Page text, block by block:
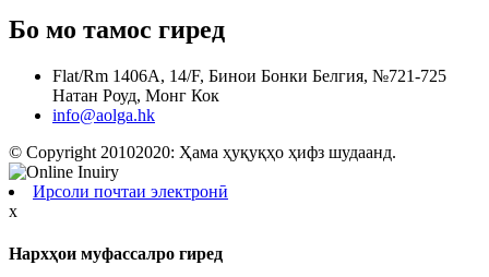
Бо мо тамос гиред
Flat/Rm 1406A, 14/F, Бинои Бонки Белгия, №721-725
Натан Роуд, Монг Кок
info@aolga.hk
© Copyright 20102020: Ҳама ҳуқуқҳо ҳифз шудаанд.
Ирсоли почтаи электронӣ
x
Нархҳои муфассалро гиред